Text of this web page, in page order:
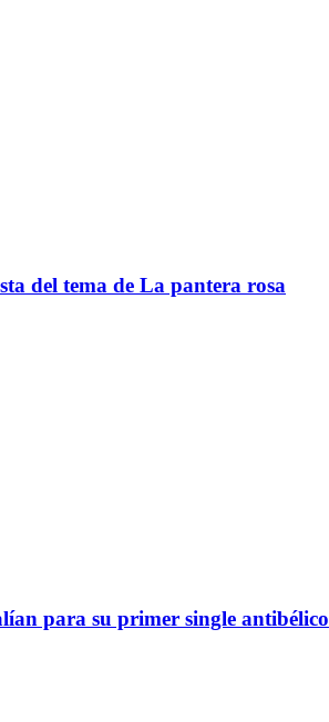
del tema de La pantera rosa
para su primer single antibélico